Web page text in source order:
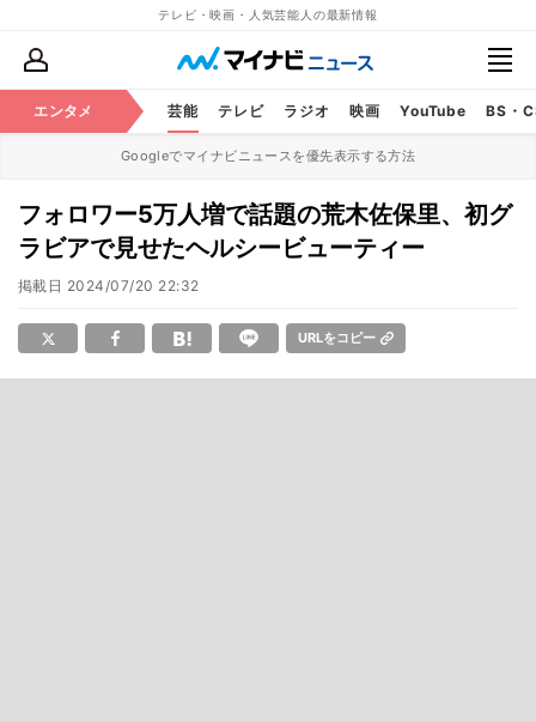
テレビ・映画・人気芸能人の最新情報
エンタメ 芸能 テレビ ラジオ 映画 YouTube BS・
Googleでマイナビニュースを優先表示する方法
フォロワー5万人増で話題の荒木佐保里、初グ
ラビアで見せたヘルシービューティー
掲載日 2024/07/20 22:32
URLをコピー